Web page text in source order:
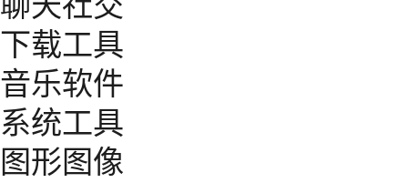
下载工具
音乐软件
系统工具
图形图像